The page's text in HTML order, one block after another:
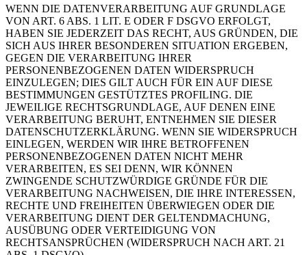
WENN DIE DATENVERARBEITUNG AUF GRUNDLAGE
VON ART. 6 ABS. 1 LIT. E ODER F DSGVO ERFOLGT,
HABEN SIE JEDERZEIT DAS RECHT, AUS GRÜNDEN, DIE
SICH AUS IHRER BESONDEREN SITUATION ERGEBEN,
GEGEN DIE VERARBEITUNG IHRER
PERSONENBEZOGENEN DATEN WIDERSPRUCH
EINZULEGEN; DIES GILT AUCH FÜR EIN AUF DIESE
BESTIMMUNGEN GESTÜTZTES PROFILING. DIE
JEWEILIGE RECHTSGRUNDLAGE, AUF DENEN EINE
VERARBEITUNG BERUHT, ENTNEHMEN SIE DIESER
DATENSCHUTZERKLÄRUNG. WENN SIE WIDERSPRUCH
EINLEGEN, WERDEN WIR IHRE BETROFFENEN
PERSONENBEZOGENEN DATEN NICHT MEHR
VERARBEITEN, ES SEI DENN, WIR KÖNNEN
ZWINGENDE SCHUTZWÜRDIGE GRÜNDE FÜR DIE
VERARBEITUNG NACHWEISEN, DIE IHRE INTERESSEN,
RECHTE UND FREIHEITEN ÜBERWIEGEN ODER DIE
VERARBEITUNG DIENT DER GELTENDMACHUNG,
AUSÜBUNG ODER VERTEIDIGUNG VON
RECHTSANSPRÜCHEN (WIDERSPRUCH NACH ART. 21